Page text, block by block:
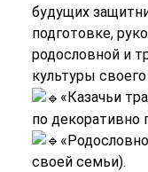
будущих
подготовке,
родословной и
культуры
«Казачьи
по декоративно
своей семьи).